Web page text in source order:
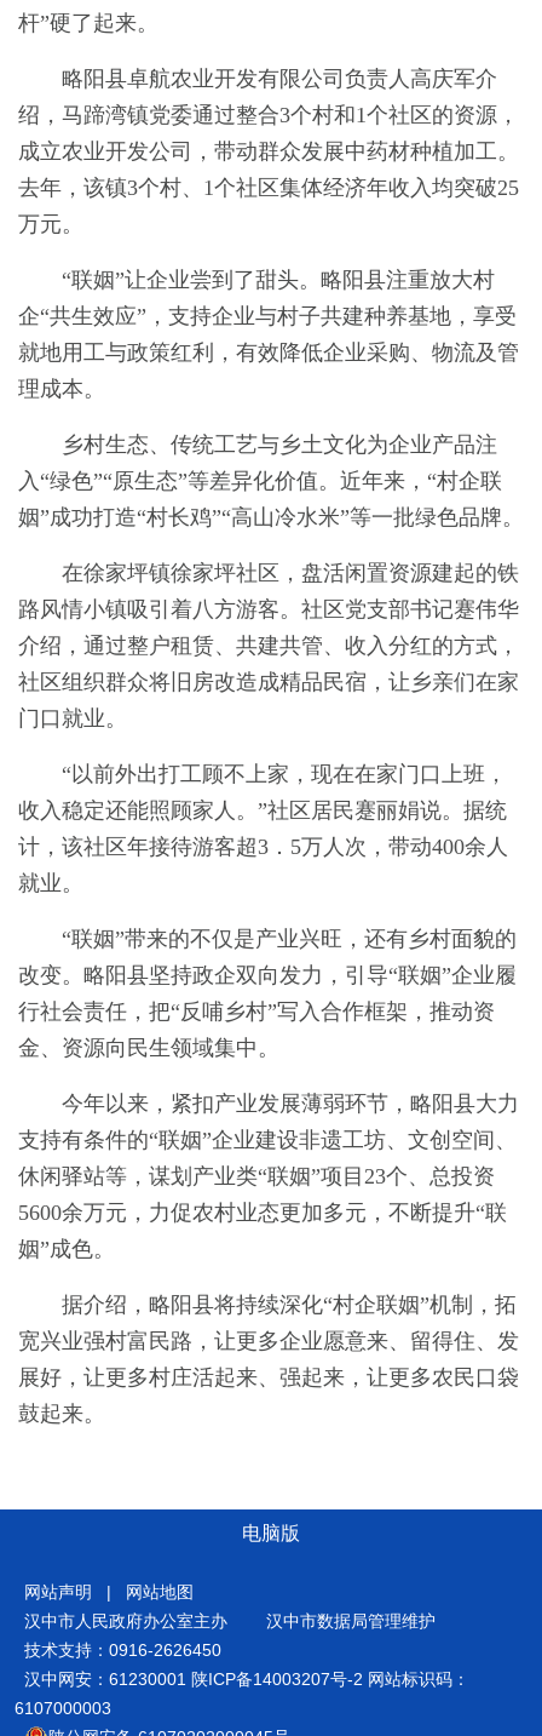
杆”硬了起来。
略阳县卓航农业开发有限公司负责人高庆军介
绍，马蹄湾镇党委通过整合3个村和1个社区的资源，
成立农业开发公司，带动群众发展中药材种植加工。
去年，该镇3个村、1个社区集体经济年收入均突破25
万元。
“联姻”让企业尝到了甜头。略阳县注重放大村
企“共生效应”，支持企业与村子共建种养基地，享受
就地用工与政策红利，有效降低企业采购、物流及管
理成本。
乡村生态、传统工艺与乡土文化为企业产品注
入“绿色”“原生态”等差异化价值。近年来，“村企联
姻”成功打造“村长鸡”“高山冷水米”等一批绿色品牌。
在徐家坪镇徐家坪社区，盘活闲置资源建起的铁
路风情小镇吸引着八方游客。社区党支部书记蹇伟华
介绍，通过整户租赁、共建共管、收入分红的方式，
社区组织群众将旧房改造成精品民宿，让乡亲们在家
门口就业。
“以前外出打工顾不上家，现在在家门口上班，
收入稳定还能照顾家人。”社区居民蹇丽娟说。据统
计，该社区年接待游客超3．5万人次，带动400余人
就业。
“联姻”带来的不仅是产业兴旺，还有乡村面貌的
改变。略阳县坚持政企双向发力，引导“联姻”企业履
行社会责任，把“反哺乡村”写入合作框架，推动资
金、资源向民生领域集中。
今年以来，紧扣产业发展薄弱环节，略阳县大力
支持有条件的“联姻”企业建设非遗工坊、文创空间、
休闲驿站等，谋划产业类“联姻”项目23个、总投资
5600余万元，力促农村业态更加多元，不断提升“联
姻”成色。
据介绍，略阳县将持续深化“村企联姻”机制，拓
宽兴业强村富民路，让更多企业愿意来、留得住、发
展好，让更多村庄活起来、强起来，让更多农民口袋
鼓起来。
电脑版
网站声明 |
网站地图
汉中市人民政府办公室主办
汉中市数据局管理维护
技术支持：0916-2626450
汉中网安：61230001 陕ICP备14003207号-2 网站标识码：
6107000003